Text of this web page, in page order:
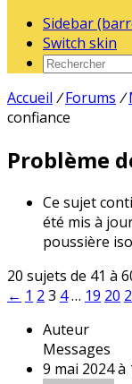
Sidebar
Switch skin
Accueil / Forums /
confiance
Problème
Ce sujet
été mis à
poussière
20 sujets de 41 à
← 1 2 3 4… 19 20
Auteur
Messages
9 mai 2024 à